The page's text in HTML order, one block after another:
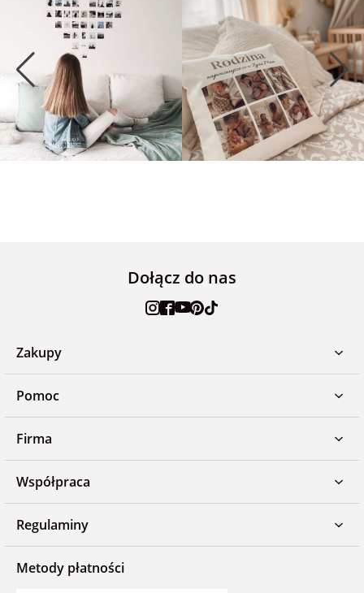
Dołącz do nas
Zakupy
Pomoc
Firma
Współpraca
Regulaminy
Metody płatności